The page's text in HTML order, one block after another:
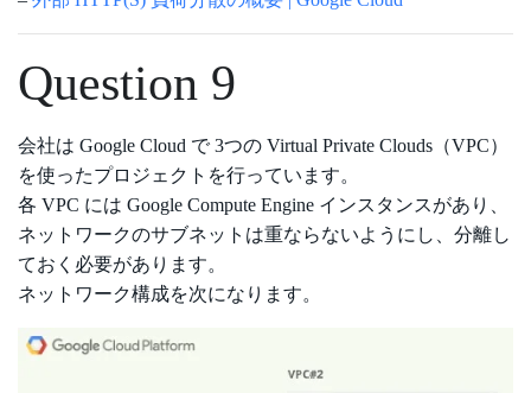
Question 9
会社は Google Cloud で 3つの Virtual Private Clouds（VPC）
を使ったプロジェクトを行っています。
各 VPC には Google Compute Engine インスタンスがあり、
ネットワークのサブネットは重ならないようにし、分離し
ておく必要があります。
ネットワーク構成を次になります。